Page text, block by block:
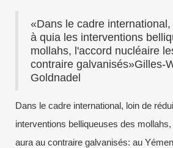
«Dans le cadre
à quia les interventions
mollahs, l'accord nucléaire
contraire galvanisés»Gilles-
Goldnadel
Dans le cadre international, loin de
interventions belliqueuses des
aura au contraire galvanisés: au